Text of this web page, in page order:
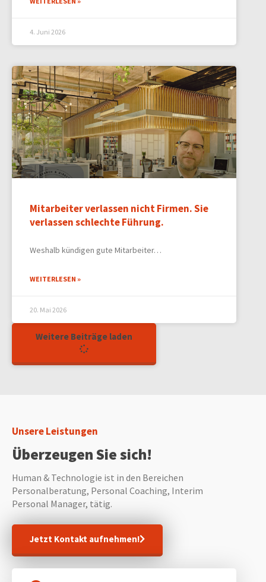
4. Juni 2026
Mitarbeiter verlassen nicht Firmen. Sie
verlassen schlechte Führung.
Weshalb kündigen gute Mitarbeiter…
WEITERLESEN »
20. Mai 2026
Weitere Beiträge laden
Unsere Leistungen
Überzeugen Sie sich!
Human & Technologie ist in den Bereichen
Personalberatung, Personal Coaching, Interim
Personal Manager, tätig.
Jetzt Kontakt aufnehmen!